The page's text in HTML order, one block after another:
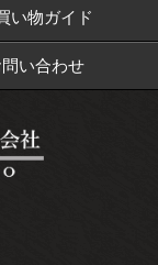
い物ガイド
問い合わせ